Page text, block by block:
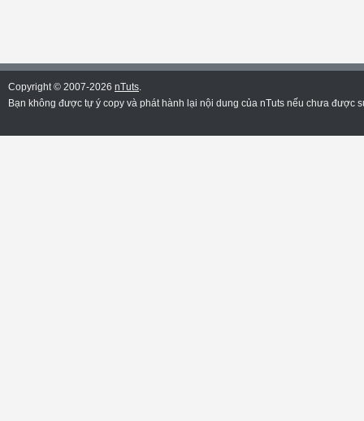
Copyright © 2007-2026 nTuts.
Bạn không được tự ý copy và phát hành lại nội dung của nTuts nếu chưa được